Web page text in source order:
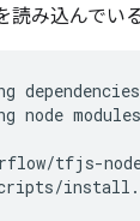
読み込んでい
dependencies
node modules
/tfjs-
/install .